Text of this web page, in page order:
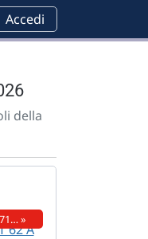
Accedi
della
»